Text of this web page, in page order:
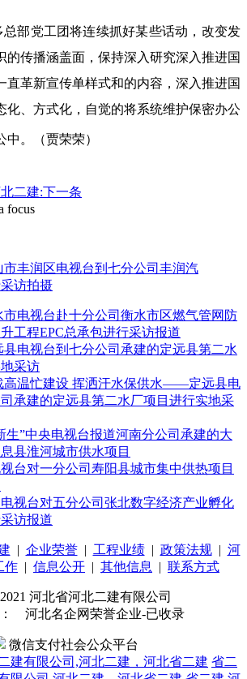
总部党工团将连续抓好某些话动，改变发
的传播涵盖面，保持深入研究深入推进国
直革新宣传单样式和的内容，深入推进国
化、方式化，自觉的将系统维护保密办公
。（贾荣荣）
二建:下一条
focus
市丰润区电视台到七分公司丰润汽
访拍摄
市电视台赴十分公司衡水市区燃气管网防
工程EPC总承包进行采访报道
县电视台到七分公司承建的定远县第二水
采访
高温忙建设 挥洒汗水保供水——定远县电
承建的定远县第二水厂项目进行实地采
生”中央电视台报道河南分公司承建的大
县淮河城市供水项目
台对一分公司寿阳县城市集中供热项目
视台对五分公司张北数字经济产业孵化
访报道
| 企业荣誉| 工程业绩| 政策法规| 河
作 | 信息公开 | 其他信息 | 联系方式
河北省河北二建有限公司
河北名企网荣誉企业-已收录
微信支付社会公众平台
建有限公司,河北二建，河北省二建 省二